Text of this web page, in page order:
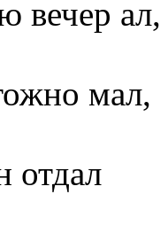
вечер ал,
мал,
отдал